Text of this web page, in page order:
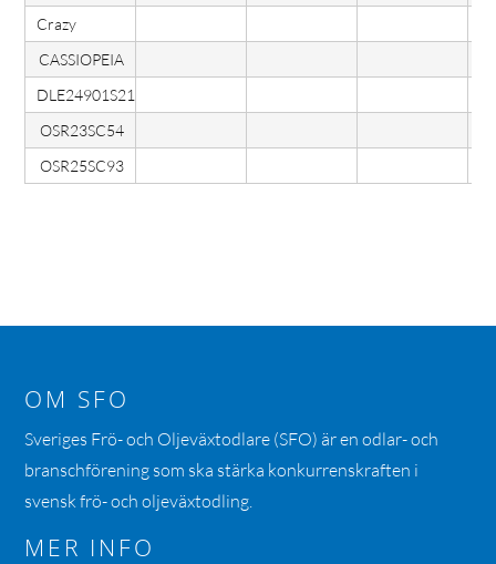
Crazy
CASSIOPEIA
DLE24901S21
OSR23SC54
OSR25SC93
OM SFO
Sveriges Frö- och Oljeväxtodlare (SFO) är en odlar- och
branschförening som ska stärka konkurrenskraften i
svensk frö- och oljeväxtodling.
MER INFO